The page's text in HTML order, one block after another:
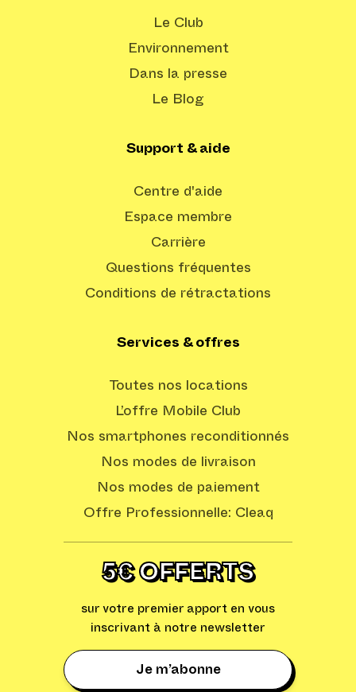
Le Club
Environnement
Dans la presse
Le Blog
Support & aide
Centre d'aide
Espace membre
Carrière
Questions fréquentes
Conditions de rétractations
Services & offres
Toutes nos locations
L’offre Mobile Club
Nos smartphones reconditionnés
Nos modes de livraison
Nos modes de paiement
Offre Professionnelle: Cleaq
5€ OFFERTS
sur votre premier apport en vous
inscrivant à notre newsletter
Je m’abonne